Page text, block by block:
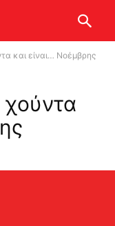
και είναι… Νοέμβρης
χούντα